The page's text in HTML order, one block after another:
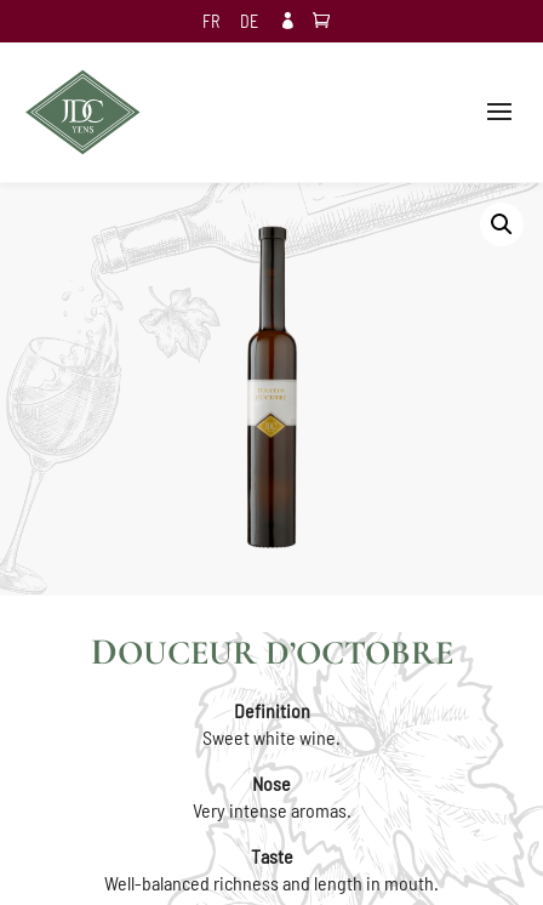
FR DE 
DOUCEUR D’OCTOBRE
Definition
Sweet white wine.
Nose
Very intense aromas.
Taste
Well-balanced richness and length in mouth.